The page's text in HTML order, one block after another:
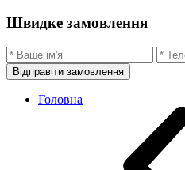
Швидке замовлення
Відправіти замовлення
Головна